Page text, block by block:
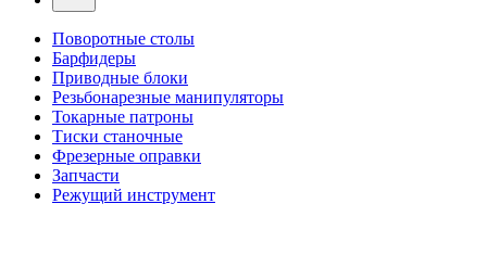
Поворотные столы
Барфидеры
Приводные блоки
Резьбонарезные манипуляторы
Токарные патроны
Тиски станочные
Фрезерные оправки
Запчасти
Режущий инструмент